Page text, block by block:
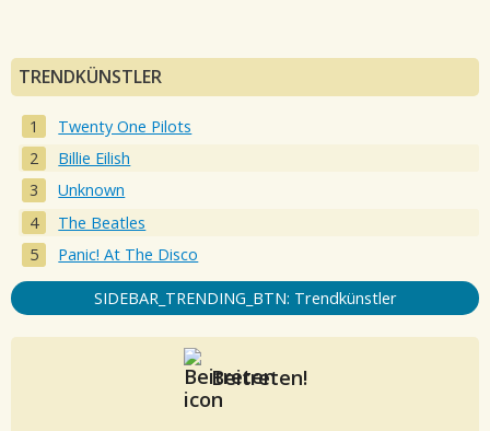
TRENDKÜNSTLER
Twenty One Pilots
Billie Eilish
Unknown
The Beatles
Panic! At The Disco
SIDEBAR_TRENDING_BTN: Trendkünstler
Beitreten!